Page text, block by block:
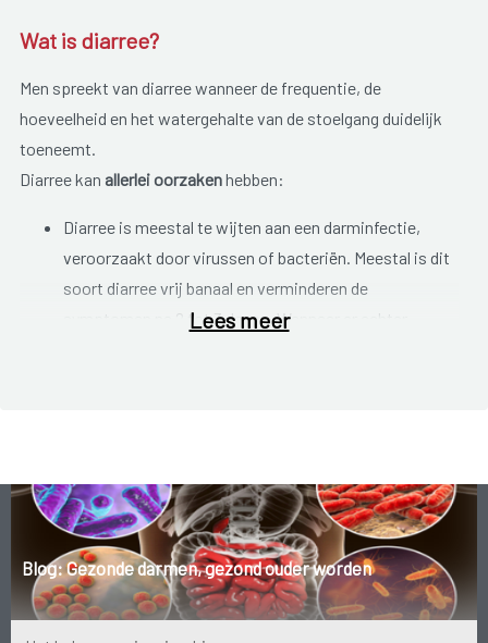
Wat is diarree?
Men spreekt van diarree wanneer de frequentie, de
hoeveelheid en het watergehalte van de stoelgang duidelijk
toeneemt.
Diarree kan allerlei oorzakenhebben:
Diarree is meestal te wijten aan een darminfectie,
veroorzaakt door virussen of bacteriën. Meestal is dit
soort diarree vrij banaal en verminderen de
symptomen na 2 tot 3 dagen. Wanneer er echter
bepaalde hormonen. Dit verklaart o.a waarom je in
stresssituaties soms diarree heeft.
Diarree kan uitgelokt worden door besmette voeding.
Daarom is het belangrijk om voeding altijd onder de
juiste omstandigheden te bewaren en zeker
Lees meer
Blog: Gezonde darmen, gezond ouder worden